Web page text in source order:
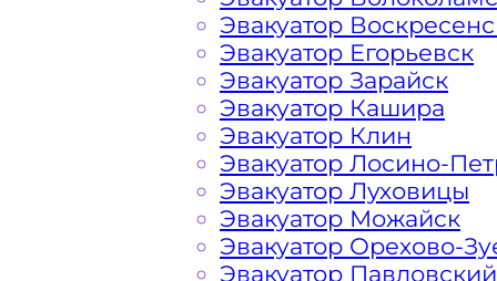
списком услуг эвакуатора и их
и за пределами города
Лесное Озеро
Расчет стоимости эвакуатора за
каждом конкретном случае
готова порадовать доступными
Эвакуатор
Эвакуатор Егорьевск
Эвакуатор Зарайск
Эвакуатор Кашира
Эвакуатор Клин
Эвакуатор Лосино-
Эвакуатор Луховицы
Эвакуатор Можайск
Эвакуатор Орехово-
Эвакуатор